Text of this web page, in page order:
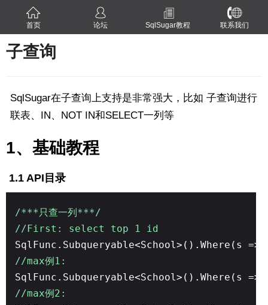
首页 论坛 SqlSugar教程 联系我们
子查询
SqlSugar在子查询上支持是非常强大，比如 子查询进行
联表、IN、NOT IN和SELECT一列等
1、基础教程
1.1 API目录
/***只查一列***/
//First: select top 1 id
//max例1:
SqlFunc.Subqueryable<School>().Where(s
//max例2: